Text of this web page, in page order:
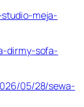
meja-
dirmy-sofa-
05/28/sewa-